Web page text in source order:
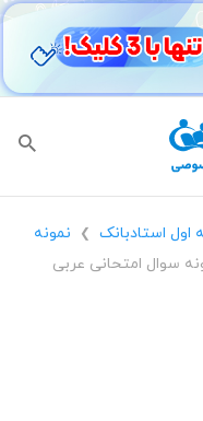
استادبانک ❯
نمونه
سوال امتحانی عربی